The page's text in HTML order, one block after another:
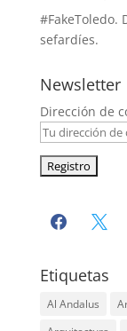
#FakeToledo.
sefardíes.
Newsletter
Dirección de
facebook
Etiquetas
Al Andalus